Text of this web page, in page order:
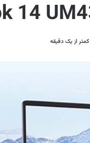
کمتر از یک دقیقه